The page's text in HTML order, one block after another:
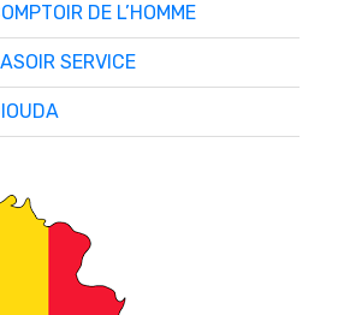
DE L’HOMME
SERVICE